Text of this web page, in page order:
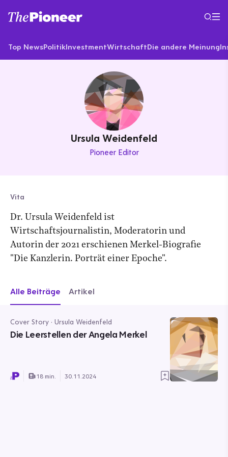
Top NewsPolitikInvestmentWirtschaftDie andere Meinung
Ursula Weidenfeld
Pioneer Editor
Vita
Dr. Ursula Weidenfeld ist
Wirtschaftsjournalistin, Moderatorin und
Autorin der 2021 erschienen Merkel-Biografie
"Die Kanzlerin. Porträt einer Epoche".
Alle Beiträge Artikel
Cover Story · Ursula Weidenfeld
Die Leerstellen der Angela Merkel
18 min. 30.11.2024